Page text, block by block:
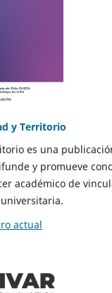
y Territorio
es una
y promueve
académico de
actual